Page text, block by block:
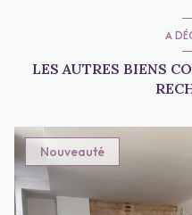
A
LES AUTRES BIENS
Nouveauté